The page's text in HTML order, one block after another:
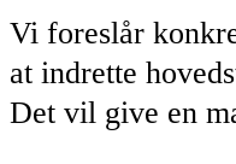
Vi foreslår
at indrette
Det vil give en